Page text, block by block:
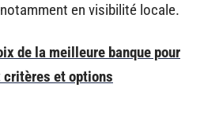
en visibilité locale.
de la meilleure banque pour
et options